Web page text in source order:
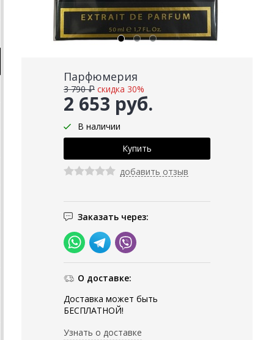
Парфюмерия
2 653 руб.
3 790 ₽ скидка 30%
В наличии
добавить отзыв
Заказать через:
О доставке:
Доставка может быть
БЕСПЛАТНОЙ!
Узнать о доставке